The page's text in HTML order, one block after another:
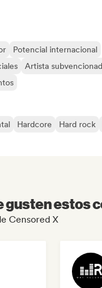
Potencial internacional
Artista
Hardcore Hard rock
gusten estos
Censored X